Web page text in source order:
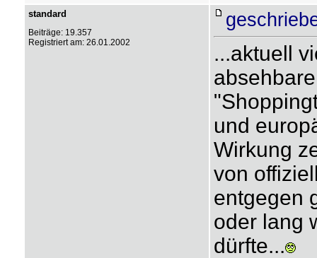
standard
Beiträge: 19.357
Registriert am: 26.01.2002
...aktuell
und
Wirkung
von
entgegen
oder lang
dürfte...